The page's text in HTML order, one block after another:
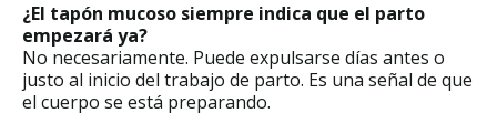
¿El tapón mucoso siempre indica que el parto
empezará ya?
No necesariamente. Puede expulsarse días antes o
justo al inicio del trabajo de parto. Es una señal de que
el cuerpo se está preparando.